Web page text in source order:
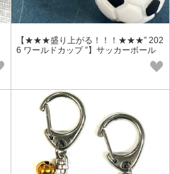
【★★★盛り上がる！！！★★★” 202
6 ワールドカップ ”】サッカーボール